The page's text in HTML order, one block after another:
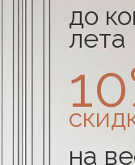
до
лета
на